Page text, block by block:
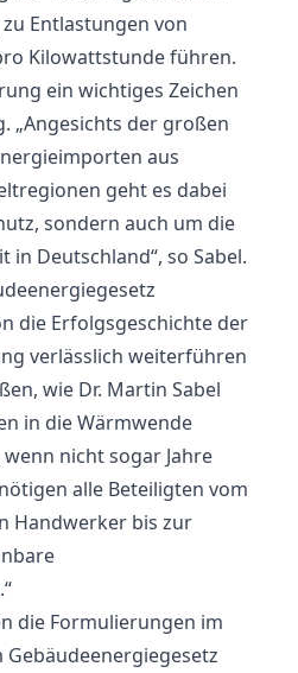
Entlastungen von
Kilowattstunde führen.
ein wichtiges Zeichen
„Angesichts der großen
aus
geht es dabei
sondern auch um die
Deutschland“, so Sabel.
die Erfolgsgeschichte der
verlässlich weiterführen
wie Dr. Martin Sabel
in die Wärmwende
nicht sogar Jahre
alle Beteiligten vom
Handwerker bis zur
die Formulierungen im